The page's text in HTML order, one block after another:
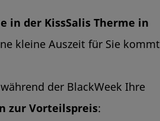
in der KissSalis Therme in
kleine Auszeit für Sie kommt
der BlackWeek Ihre
zur Vorteilspreis: